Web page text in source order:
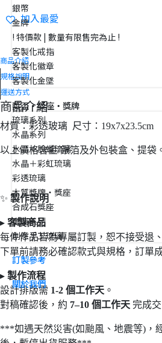
銀幣
金牌
! 特價款 | 數量有限售完為止 !
客製化戒指
客製化徽章
客製化金墜
獎盃・獎座・獎牌
琉璃系列
水晶系列
水晶＋脫蠟琉璃
水晶＋彩虹琉璃
彩透琉璃
木質獎牌・獎座
合成石獎座
金屬系列
創意手工琉璃
訂製參考
關於我們
加入最愛
商品介紹
規格說明
運送方式
商品介紹
材質：彩透玻璃 尺寸：19x7x23.5cm
以上價格含金/銀箔及外包裝盒、提袋
✨ 製作說明
▸ 客製商品
每件作品皆為專屬訂製，恕不接受退
下單前請務必確認款式與規格，訂單
▸ 製作流程
設計排版需 1-2 個工作天 。
對稿確認後，約 7–10 個工作天 完成交
***如遇天然災害(如颱風、地震等)，